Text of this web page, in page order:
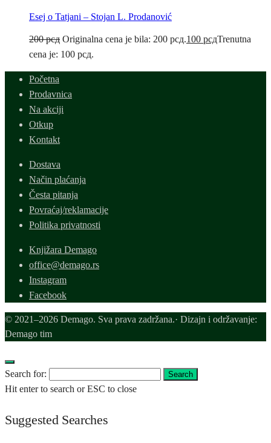
Esej o Tatjani – Stojan L. Prodanović
200рсд Originalna cena je bila: 200 рсд.100 рсдTrenutna
cena je: 100 рсд.
Početna
Prodavnica
Na akciji
Otkup
Kontakt
Dostava
Način plaćanja
Česta pitanja
Povraćaj/reklamacije
Politika privatnosti
Knjižara Demago
office@demago.rs
Instagram
Facebook
© 2021–2026 Demago. Sva prava zadržana.· Dizajn i održavanje:
Demago tim
Search for: Search
Hit enter to search or ESC to close
Suggested Searches